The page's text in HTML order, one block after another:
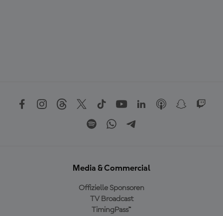
Media & Commercial
Offizielle Sponsoren
TV Broadcast
TimingPass™